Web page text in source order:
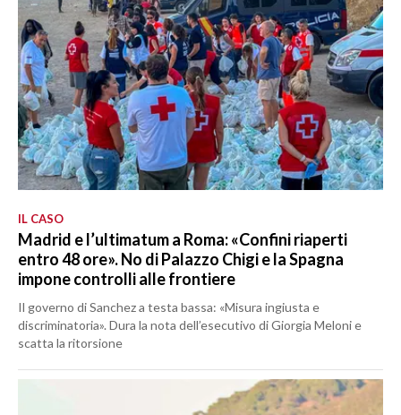
IL CASO
Madrid e l’ultimatum a Roma: «Confini riaperti
entro 48 ore». No di Palazzo Chigi e la Spagna
impone controlli alle frontiere
Il governo di Sanchez a testa bassa: «Misura ingiusta e
discriminatoria». Dura la nota dell’esecutivo di Giorgia Meloni e
scatta la ritorsione